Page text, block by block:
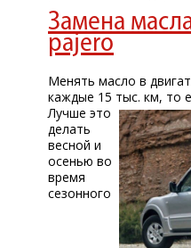
Замена
pajero
Менять масло в
каждые 15 тыс. км, то
Лучше это
делать
весной и
осенью во
время
сезонного